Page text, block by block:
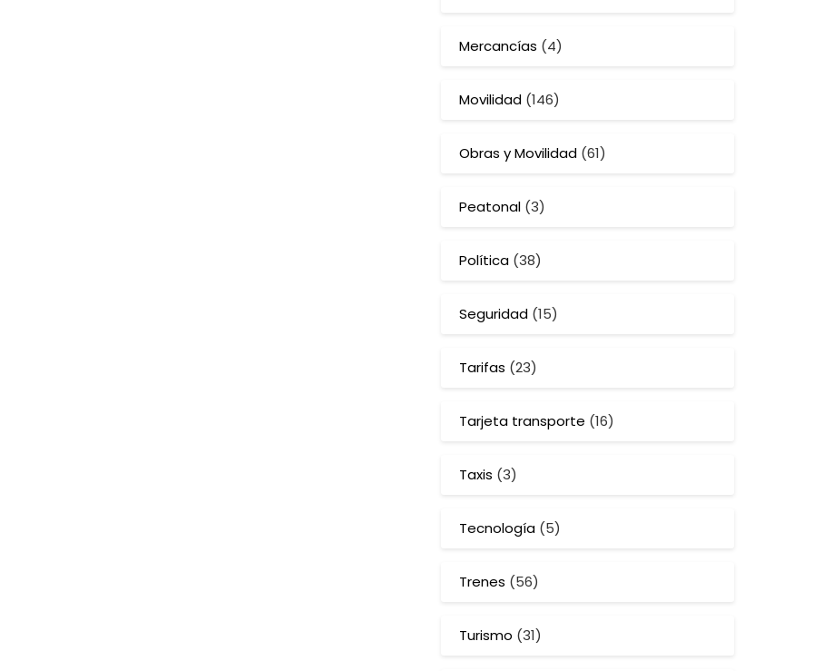
Mercancías (4)
Movilidad(146)
Obras y Movilidad(61)
Peatonal(3)
Política(38)
Seguridad(15)
Tarifas (23)
Tarjeta transporte (16)
Taxis (3)
Tecnología(5)
Trenes (56)
Turismo (31)